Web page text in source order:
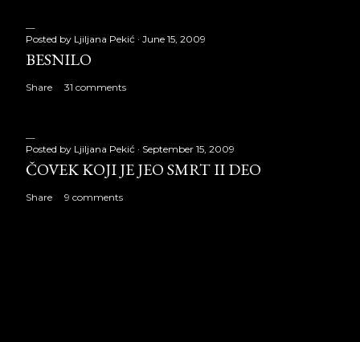
Posted by Ljiljana Pekić June 15, 2009
BESNILO
Share 31 comments
Posted by Ljiljana Pekić September 15, 2009
ČOVEK KOJI JE JEO SMRT II DEO
Share 9 comments